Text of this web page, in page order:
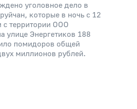
уголовное дело в
которые в ночь с 12
с территории ООО
улице Энергетиков 188
помидоров общей
миллионов рублей.